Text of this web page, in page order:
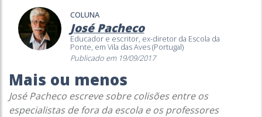
COLUNA
José Pacheco
Educador e escritor, ex-diretor da Escola da
Ponte, em Vila das Aves (Portugal)
Publicado em 19/09/2017
Mais ou menos
José Pacheco escreve sobre colisões entre os
especialistas de fora da escola e os professores